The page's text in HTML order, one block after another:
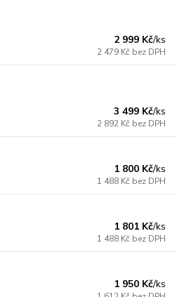
2 999 Kč/ks
2 479 Kč bez DPH
3 499 Kč/ks
2 892 Kč bez DPH
1 800 Kč/ks
1 488 Kč bez DPH
1 801 Kč/ks
1 488 Kč bez DPH
1 950 Kč/ks